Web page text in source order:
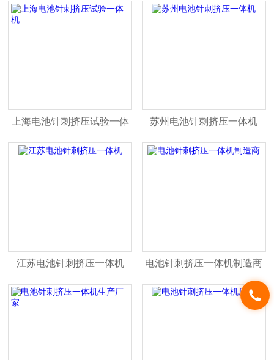
上海电池针刺挤压试验一体
机
苏州电池针刺挤压一体机
江苏电池针刺挤压一体机 电池针刺挤压一体机制造商